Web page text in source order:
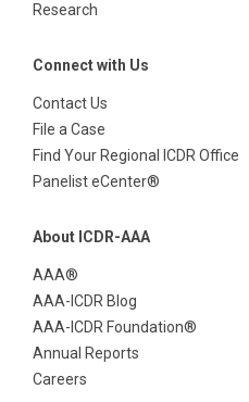
Research
Connect with Us
Contact Us
File a Case
Find Your Regional ICDR Office
Panelist eCenter®
About ICDR-AAA
AAA®
AAA-ICDR Blog
AAA-ICDR Foundation®
Annual Reports
Careers